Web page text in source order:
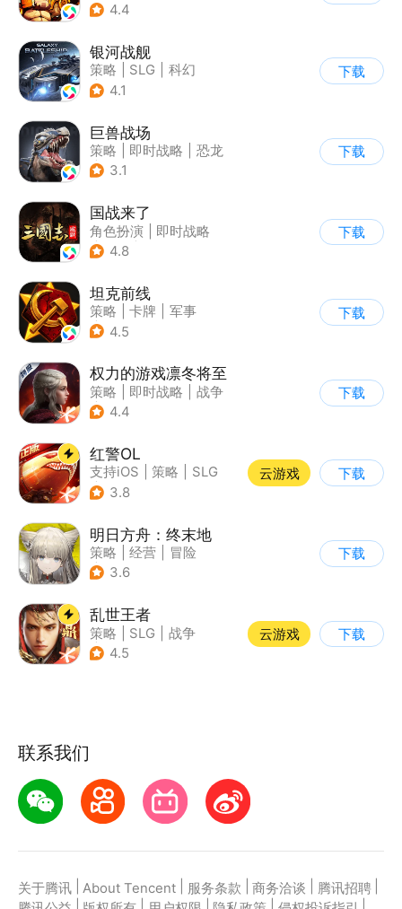
| 欧陆战争
4.4
银河战舰
策略 SLG
科幻
| 星战
4.1
下载
巨兽战场
策略 即时战略
恐龙
| 卡牌
3.1
下载
国战来了
角色扮演
即时战略
| 三国
4.8
下载
坦克前线
策略 卡牌
军事
| 战术竞技
4.5
下载
权力的游戏凛冬将至
策略 即时战略
战争
| 权利的游戏
4.4
下载
红警OL
支持iOS 策略
SLG
| 二战
3.8
云游戏 下载
明日方舟：终末地
策略 经营
冒险
| 剧情
3.6
下载
乱世王者
策略 SLG
战争
| 中国风
4.5
云游戏 下载
联系我们
关于腾讯 About Tencent 服务条款 商务洽谈 腾讯招聘